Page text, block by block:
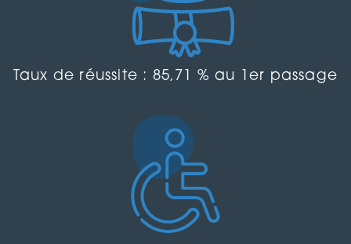
Taux de réussite : 85,71 % au 1er passage